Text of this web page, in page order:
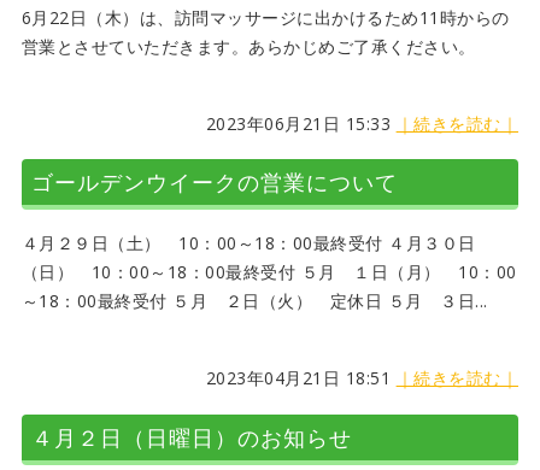
6月22日（木）は、訪問マッサージに出かけるため11時からの
営業とさせていただきます。あらかじめご了承ください。
2023年06月21日 15:33 ｜続きを読む｜
ゴールデンウイークの営業について
４月２９日（土） 10：00～18：00最終受付 ４月３０日
（日） 10：00～18：00最終受付 ５月 １日（月） 10：00
～18：00最終受付 ５月 ２日（火） 定休日 ５月 ３日...
2023年04月21日 18:51 ｜続きを読む｜
４月２日（日曜日）のお知らせ